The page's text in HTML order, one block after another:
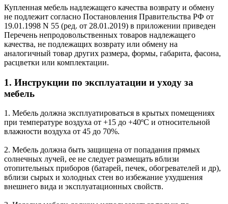
Купленная мебель надлежащего качества возврату и обмену
не подлежит согласно Постановления Правительства РФ от
19.01.1998 N 55 (ред. от 28.01.2019) в приложении приведен
Перечень непродовольственных товаров надлежащего
качества, не подлежащих возврату или обмену на
аналогичный товар других размера, формы, габарита, фасона,
расцветки или комплектации.
1. Инструкции по эксплуатации и уходу за
мебель
1. Мебель должна эксплуатироваться в крытых помещениях
при температуре воздуха от +15 до +40ºС и относительной
влажности воздуха от 45 до 70%.
2. Мебель должна быть защищена от попадания прямых
солнечных лучей, ее не следует размещать вблизи
отопительных приборов (батарей, печек, обогревателей и др),
вблизи сырых и холодных стен во избежание ухудшения
внешнего вида и эксплуатационных свойств.